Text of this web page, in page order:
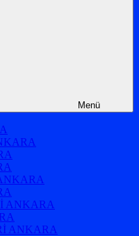
Menü
ANKARA
ANKARA